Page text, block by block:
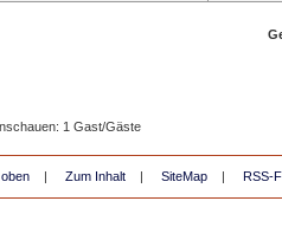
1 Gast/Gäste
| Zum Inhalt | SiteMap | RSS-